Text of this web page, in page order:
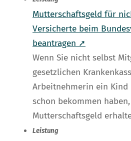
Mutterschaftsgeld für
Versicherte beim
beantragen ➚
Wenn Sie nicht selbst
gesetzlichen
Arbeitnehmerin ein Kind
schon bekommen
Mutterschaftsgeld
Leistung